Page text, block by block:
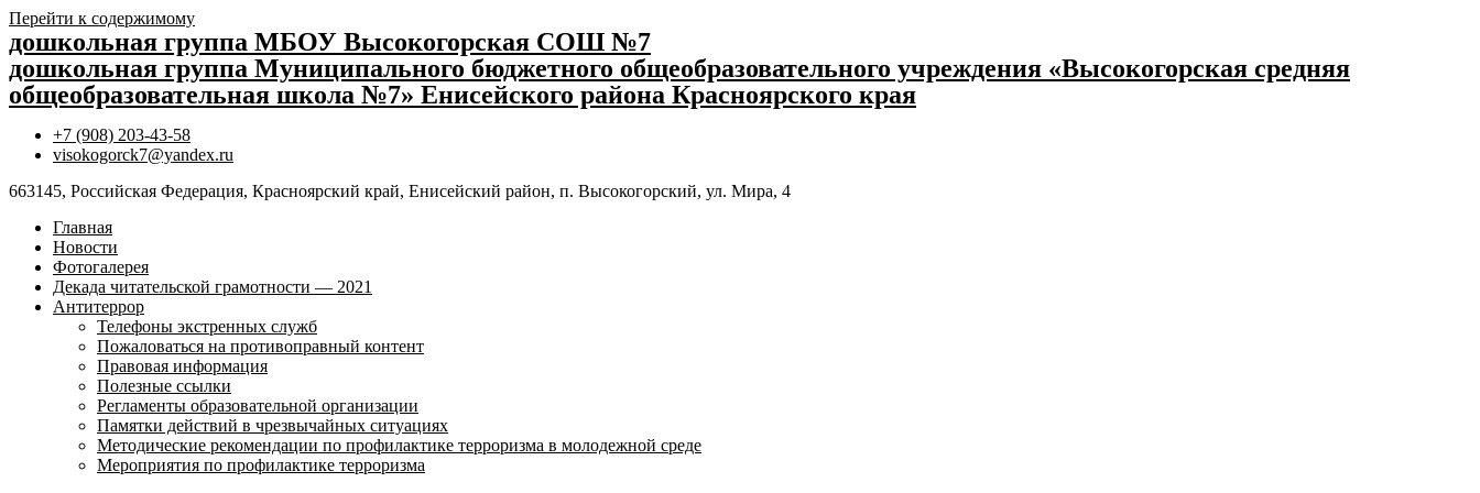
Перейти к содержимому
дошкольная группа МБОУ Высокогорская СОШ №7
дошкольная группа Муниципального бюджетного общеобразовательного учреждения «Высокогорская средняя
общеобразовательная школа №7» Енисейского района Красноярского края
+7 (908) 203-43-58
visokogorck7@yandex.ru
663145, Российская Федерация, Красноярский край, Енисейский район, п. Высокогорский, ул. Мира, 4
Главная
Новости
Фотогалерея
Декада читательской грамотности — 2021
Антитеррор
Телефоны экстренных служб
Пожаловаться на противоправный контент
Правовая информация
Полезные ссылки
Регламенты образовательной организации
Памятки действий в чрезвычайных ситуациях
Методические рекомендации по профилактике терроризма в молодежной среде
Мероприятия по профилактике терроризма